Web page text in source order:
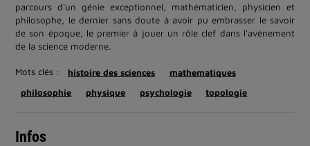
parcours d'un génie exceptionnel, mathématicien, physicien et
philosophe, le dernier sans doute à avoir pu embrasser le savoir
de son époque, le premier à jouer un rôle clef dans l'avènement
de la science moderne.
Mots clés : histoire des sciences
mathematiques
philosophie
physique psychologie topologie
Infos